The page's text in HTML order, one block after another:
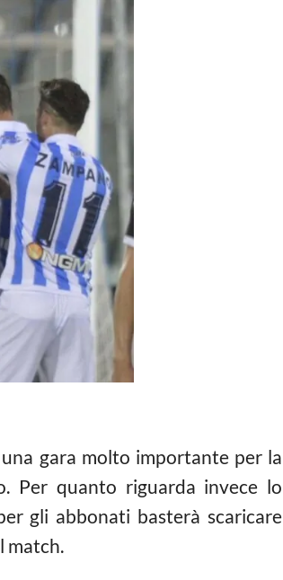
gara molto importante per la
Per quanto riguarda invece lo
gli abbonati basterà scaricare
match.